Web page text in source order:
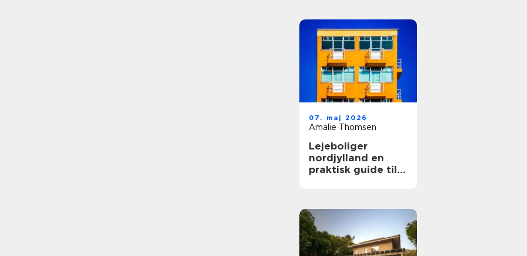
07. maj 2026
Amalie Thomsen
Lejeboliger
nordjylland en
praktisk guide til